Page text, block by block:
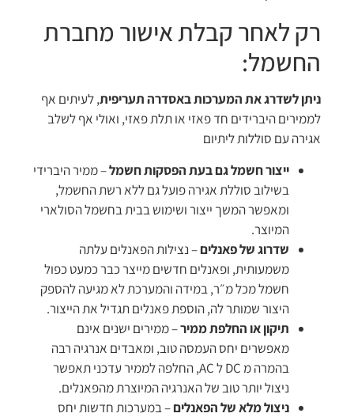
רק לאחר קבלת אישור מחברת
החשמל:
ניתן לשדרג את המערכות באסדרה תעריפית, לעיתים אף
לממירים היברידים חד פאזי או תלת פאזי, ואולי אף לשלב
אגירה עם סוללות ליתיום
ייצור חשמל גם בעת הפסקות חשמל– ממיר היברידי
בשילוב סוללת אגירה פועל גם ללא רשת החשמל,
ומאפשר המשך ייצור ושימוש בבית בחשמל הסולארי
המיוצר.
שדרוג של פאנלים– נצילות הפאנלים עלתה
משמעותית, ופאנלים חדשים מייצר כבר כמעט כפול
חשמל מכל מ״ר, במידה והמערכת לא מגיעה להספק
היצור שמותר לה, הוספת פאנלים תגדיל את הייצור.
תיקון או החלפת ממיר– ממירים ישנים אינם
מאפשרים יחס העמסה טוב, ומאבדים אנרגיה רבה
בהמרה מ DC ל AC, החלפה לממיר עדכני תאפשר
ניצול יותר טוב של האנרגיה המיוצרת מהפאנלים.
ניצול מלא של הפאנלים– במערכות חדשות יחס